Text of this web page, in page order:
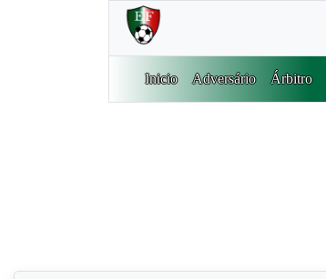
Inicio Adversário Árbitro